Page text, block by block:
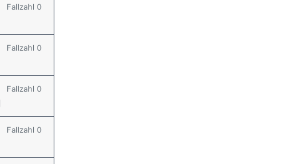
Fallzahl 0
Fallzahl 0
Fallzahl 0
Fallzahl 0